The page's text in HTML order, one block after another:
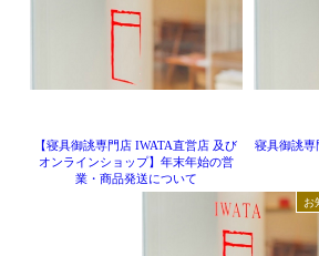
【寝具御誂専門店 IWATA直営店 及び
オンラインショップ】年末年始の営
業・商品発送について
寝具御誂専
お